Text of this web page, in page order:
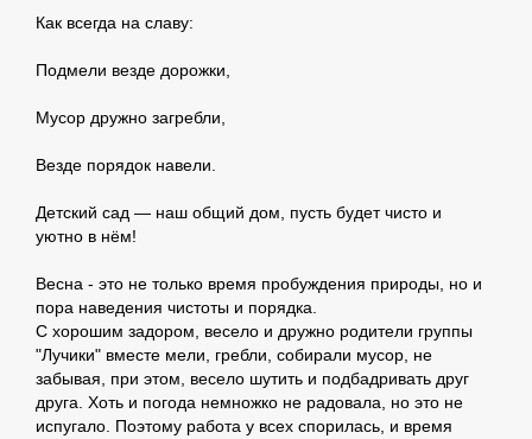
Как всегда на славу:
Подмели везде дорожки,
Мусор дружно загребли,
Везде порядок навели.
Детский сад — наш общий дом, пусть будет чисто и
уютно в нём!
Весна - это не только время пробуждения природы, но и
пора наведения чистоты и порядка.
С хорошим задором, весело и дружно родители группы
"Лучики" вместе мели, гребли, собирали мусор, не
забывая, при этом, весело шутить и подбадривать друг
друга. Хоть и погода немножко не радовала, но это не
испугало. Поэтому работа у всех спорилась, и время